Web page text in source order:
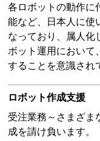
各ロボットの動作に
能など、日本人に使
なっており、属人化
ボット運用において
することを意識され
ロボット作成支援
受注業務～さまざま
成を請け負います。